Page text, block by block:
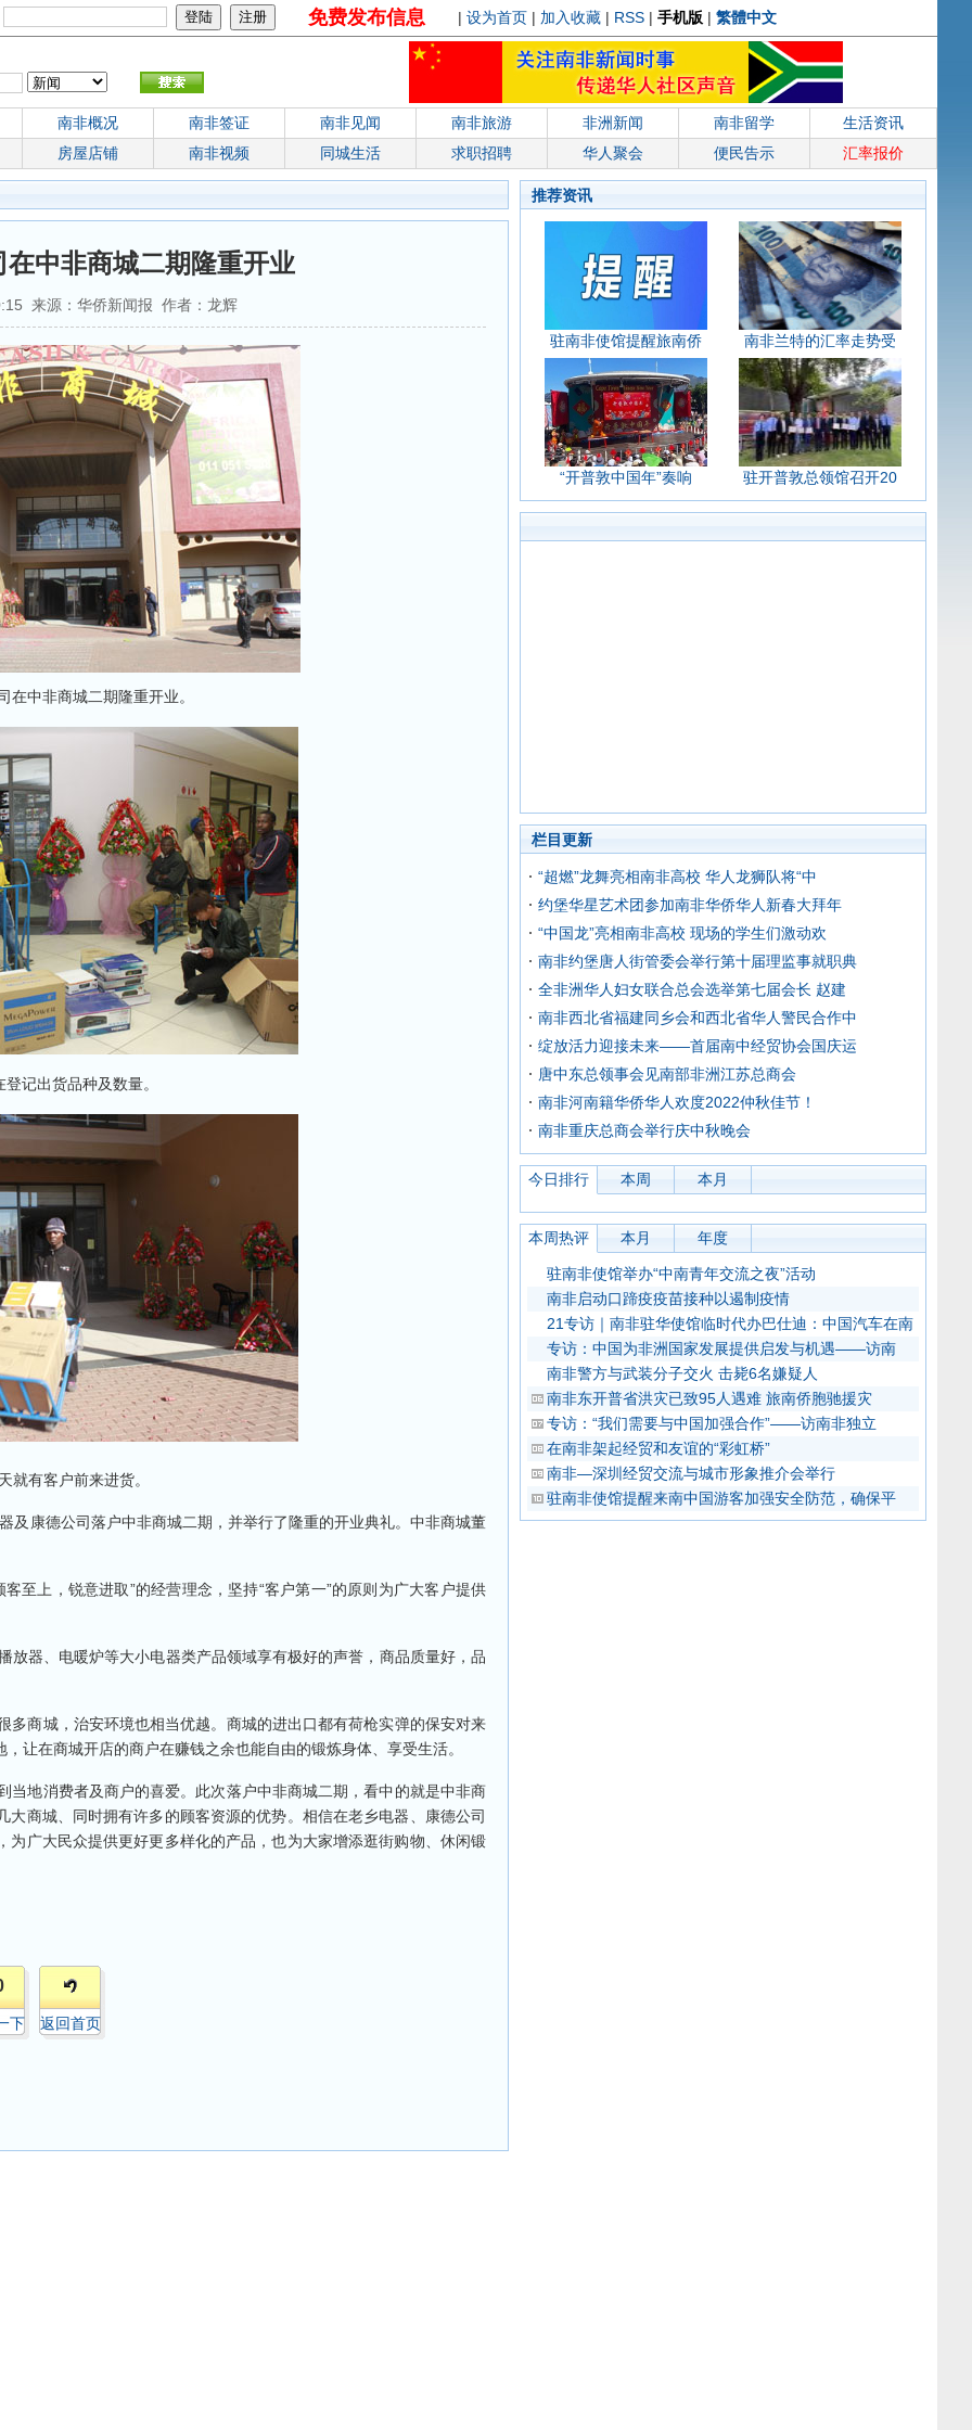
免费发布信息 | 设为首页 | 加入收藏 | RSS | 手机版 | 繁體中文
南非概况 南非签证 南非见闻 南非旅游 非洲新闻 南非留学
生活资讯
房屋店铺
南非视频 同城生活 求职招聘 华人聚会 便民告示 汇率报价
中非商城二期隆重开业
来源：华侨新闻报 作者：龙辉
在中非商城二期隆重开业。
记出货品种及数量。
就有客户前来进货。
康德公司落户中非商城二期，并举行了隆重的开业典礼。中非商城董
至上，锐意进取”的经营理念，坚持“客户第一”的原则为广大客户提供
放器、电暖炉等大小电器类产品领域享有极好的声誉，商品质量好，品
商城，治安环境也相当优越。商城的进出口都有荷枪实弹的保安对来
让在商城开店的商户在赚钱之余也能自由的锻炼身体、享受生活。
地消费者及商户的喜爱。此次落户中非商城二期，看中的就是中非商
商城、同时拥有许多的顾客资源的优势。相信在老乡电器、康德公司
广大民众提供更好更多样化的产品，也为大家增添逛街购物、休闲锻
下 返回首页
推荐资讯
驻南非使馆提醒旅南侨 南非兰特的汇率走势受
“开普敦中国年”奏响 驻开普敦总领馆召开20
栏目更新
“超燃”龙舞亮相南非高校 华人龙狮队将“中
约堡华星艺术团参加南非华侨华人新春大拜年
“中国龙”亮相南非高校 现场的学生们激动欢
南非约堡唐人街管委会举行第十届理监事就职典
全非洲华人妇女联合总会选举第七届会长 赵建
南非西北省福建同乡会和西北省华人警民合作中
绽放活力迎接未来——首届南中经贸协会国庆运
唐中东总领事会见南部非洲江苏总商会
南非河南籍华侨华人欢度2022仲秋佳节！
南非重庆总商会举行庆中秋晚会
今日排行 本周 本月
本周热评 本月 年度
驻南非使馆举办“中南青年交流之夜”活动
南非启动口蹄疫疫苗接种以遏制疫情
21专访｜南非驻华使馆临时代办巴仕迪：中国汽车在南
专访：中国为非洲国家发展提供启发与机遇——访南
南非警方与武装分子交火 击毙6名嫌疑人
南非东开普省洪灾已致95人遇难 旅南侨胞驰援灾
专访：“我们需要与中国加强合作”——访南非独立
在南非架起经贸和友谊的“彩虹桥”
南非—深圳经贸交流与城市形象推介会举行
驻南非使馆提醒来南中国游客加强安全防范，确保平